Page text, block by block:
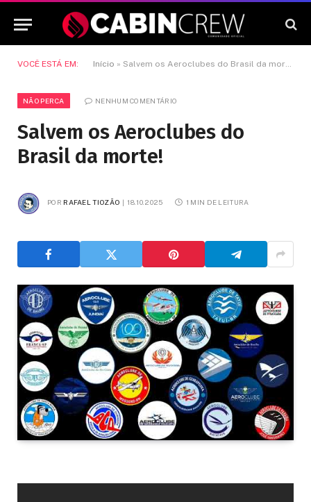
VOCÊ ESTÁ EM: Início » Salvem os Aeroclubes do Brasil da morte!
NÃO PERCA NENHUM COMENTÁRIO
Salvem os Aeroclubes do
Brasil da morte!
POR RAFAEL TIOZÃO 18.10.2025 1 MIN DE LEITURA